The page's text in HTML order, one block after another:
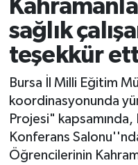
sağlık
teşekkür
Bursa İl Milli Eğitim
koordinasyonunda
Projesi"
Konferans
Öğrencilerinin